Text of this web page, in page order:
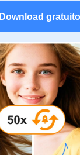
Download gratuito